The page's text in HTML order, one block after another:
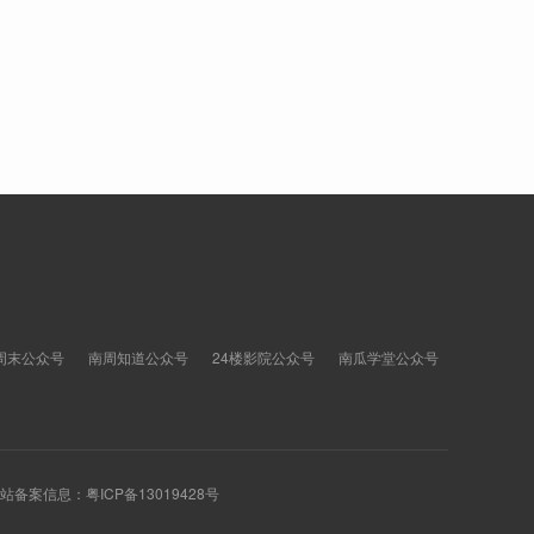
末公众号 南周知道公众号 24楼影院公众号 南瓜学堂公众号
备案信息： 粤ICP备13019428号